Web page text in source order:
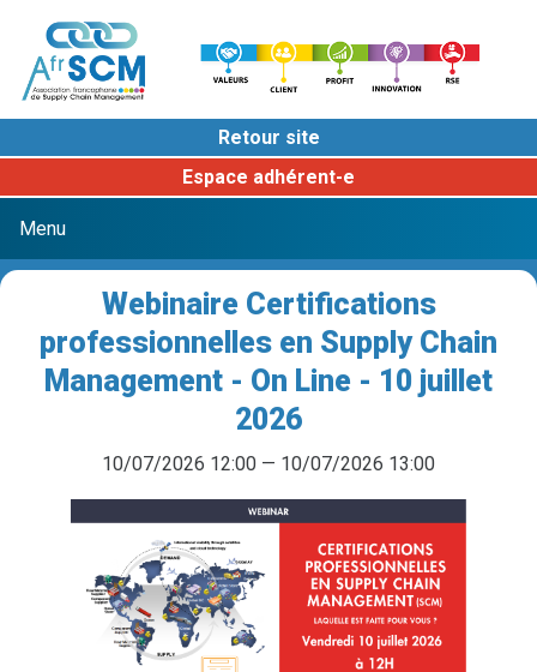
Retour site
Espace adhérent-e
Webinaire Certifications
professionnelles en Supply Chain
Management - On Line - 10 juillet
2026
10/07/2026 12:00 — 10/07/2026 13:00